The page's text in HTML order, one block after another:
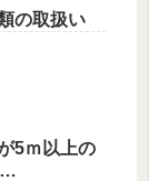
の取扱い
5ｍ以上の
…